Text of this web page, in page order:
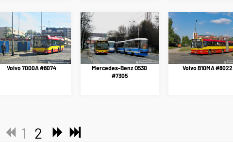
Volvo 7000A #8074
Mercedes-Benz O530
#7305
Volvo B10MA #8022
1 2